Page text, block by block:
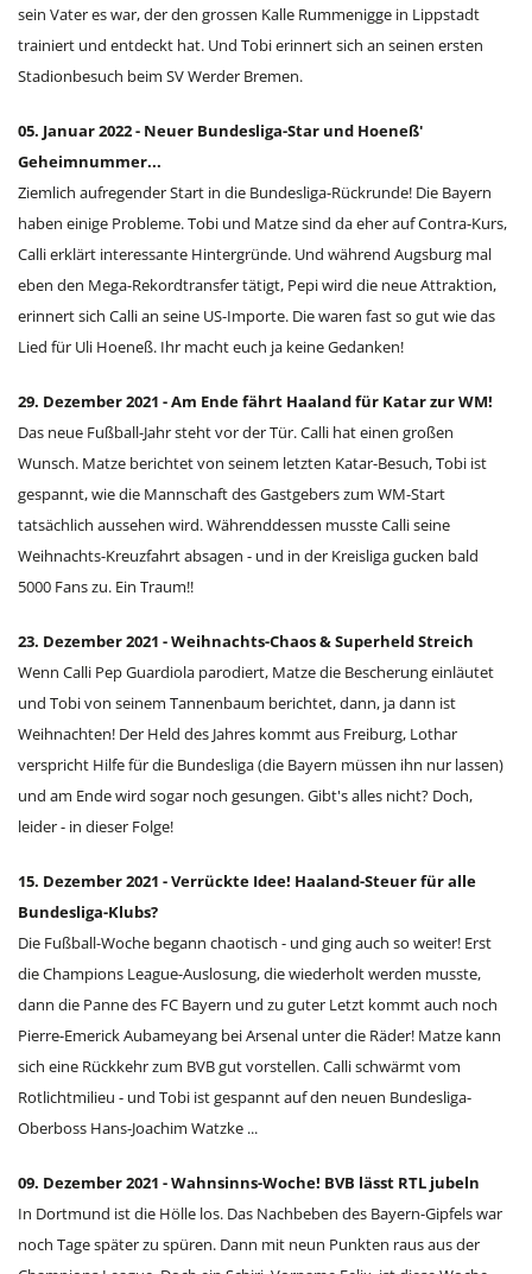
sein Vater es war, der den grossen Kalle Rummenigge in Lippstadt
trainiert und entdeckt hat. Und Tobi erinnert sich an seinen ersten
Stadionbesuch beim SV Werder Bremen.
05. Januar 2022 - Neuer Bundesliga-Star und Hoeneß'
Geheimnummer...
Ziemlich aufregender Start in die Bundesliga-Rückrunde! Die Bayern
haben einige Probleme. Tobi und Matze sind da eher auf Contra-Kurs,
Calli erklärt interessante Hintergründe. Und während Augsburg mal
eben den Mega-Rekordtransfer tätigt, Pepi wird die neue Attraktion,
erinnert sich Calli an seine US-Importe. Die waren fast so gut wie das
Lied für Uli Hoeneß. Ihr macht euch ja keine Gedanken!
29. Dezember 2021 - Am Ende fährt Haaland für Katar zur WM!
Das neue Fußball-Jahr steht vor der Tür. Calli hat einen großen
Wunsch. Matze berichtet von seinem letzten Katar-Besuch, Tobi ist
gespannt, wie die Mannschaft des Gastgebers zum WM-Start
tatsächlich aussehen wird. Währenddessen musste Calli seine
Weihnachts-Kreuzfahrt absagen - und in der Kreisliga gucken bald
5000 Fans zu. Ein Traum!!
23. Dezember 2021 - Weihnachts-Chaos & Superheld Streich
Wenn Calli Pep Guardiola parodiert, Matze die Bescherung einläutet
und Tobi von seinem Tannenbaum berichtet, dann, ja dann ist
Weihnachten! Der Held des Jahres kommt aus Freiburg, Lothar
verspricht Hilfe für die Bundesliga (die Bayern müssen ihn nur lassen)
und am Ende wird sogar noch gesungen. Gibt's alles nicht? Doch,
leider - in dieser Folge!
15. Dezember 2021 - Verrückte Idee! Haaland-Steuer für alle
Bundesliga-Klubs?
Die Fußball-Woche begann chaotisch - und ging auch so weiter! Erst
die Champions League-Auslosung, die wiederholt werden musste,
dann die Panne des FC Bayern und zu guter Letzt kommt auch noch
Pierre-Emerick Aubameyang bei Arsenal unter die Räder! Matze kann
sich eine Rückkehr zum BVB gut vorstellen. Calli schwärmt vom
Rotlichtmilieu - und Tobi ist gespannt auf den neuen Bundesliga-
Oberboss Hans-Joachim Watzke ...
09. Dezember 2021 - Wahnsinns-Woche! BVB lässt RTL jubeln
In Dortmund ist die Hölle los. Das Nachbeben des Bayern-Gipfels war
noch Tage später zu spüren. Dann mit neun Punkten raus aus der